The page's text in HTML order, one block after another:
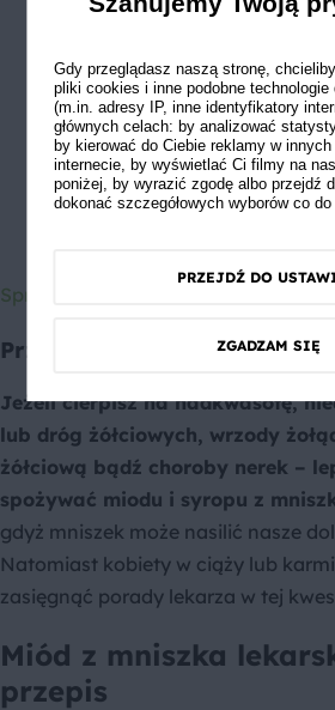
wzmacnia odporność w
reguluje pracę jajników i cykle
przeciwdziała zastojom żółci
hamuje rozwój grzybów i
ułatwia trawienie,
wspomaga leczenie
Sprawdź: Dekoracje z użyciem
Przeciwwskazania
Jeżeli cierpisz na nadkwasotę,
lub dróg żółciowych, wrzody
żółciową bądź choroby nerek –
spożywać miodu i syropu z
gdyż mniszek może nasilić nasze
Natomiast kobiety w ciąży lub
zasięgnąć porady lekarza w tej
Miód z mniszka
przepis
Gdy przeglądasz naszą stronę,
pliki cookies i inne podobne technologie
(m.in. adresy IP, inne identyfikatory
głównych celach: by analizować
by kierować do Ciebie reklamy w
internecie, by wyświetlać Ci filmy na
poniżej, by wyrazić zgodę albo przejdź
dokonać szczegółowych wyborów co
PRZEJDŹ DO
ZGADZAM SIĘ